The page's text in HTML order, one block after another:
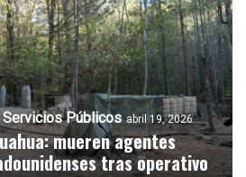
Servicios Públicos abril 19, 2026
mueren agentes
tras operativo